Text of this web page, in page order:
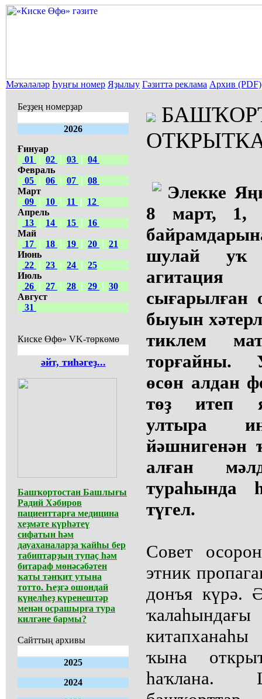
Мәҡәләләр Һуңғы номер Яҙылыу Гәзиттә реклама Архив (PDF)
Беҙҙең номерҙар
2026
Ғинуар
01
| 02 | 03 | 04
Февраль
05 | 06 | 07 | 08
Март
09 | 10 | 11 |
12
Апрель
13 | 14 | 15 |
16
Май
17 | 18 | 19 | 20 | 21
Июнь
22 | 23 | 24 | 25
Июль
26 | 27 | 28 | 29 | 30
Август
31
Киске Өфө» VK-төркөмө
әйт, тиһәгеҙ...
Башҡортостан Башлығы
Радий Хәбиров
пациенттарға медицина
хеҙмәте күрһәтеү
сифатын һәм
дауаханаларҙа ҡайһы бер
табиптарҙың тупаҫ һәм
битараф мөнәсәбәтен
ҡаты тәнҡит утына
тотто. Һеҙгә ошондай
күңелһеҙ күренештәр
менән осрашырға тура
килгәне бармы?
Сайттың архивы
2025
2024
Элекке
8 март, 1,
шулай уҡ
сығарылған
быуын
тиклем
торғайны.
өсөн алдан
төҙ итеп
ултыра
йәшнигенән
алған
тураһында
түгел.
Совет
этник
донъя күрә.
ҡына
һаҡлана.